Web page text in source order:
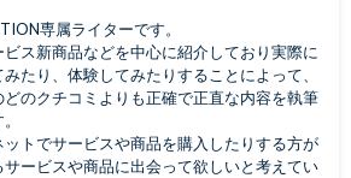
専属ライターです。
ビス新商品などを中心に紹介しており実際に
たり、体験してみたりすることによって、
どのクチコミよりも正確で正直な内容を執筆
ットでサービスや商品を購入したりする方が
サービスや商品に出会って欲しいと考えてい